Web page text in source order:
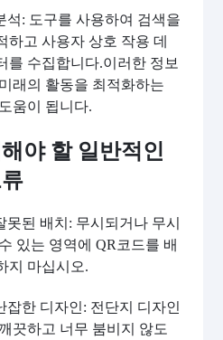
석: 도구를 사용하여 검색을
하고 사용자 상호 작용 데
를 수집합니다.이러한 정보
래의 활동을 최적화하는
움이 됩니다.
야 할 일반적인
못된 배치: 무시되거나 무시
있는 영역에 QR코드를 배
지 마십시오.
잡한 디자인: 전단지 디자인
끗하고 너무 붐비지 않도